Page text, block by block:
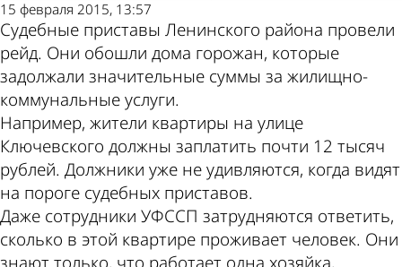
15 февраля 2015, 13:57
Судебные приставы Ленинского района провели
рейд. Они обошли дома горожан, которые
задолжали значительные суммы за жилищно-
коммунальные услуги.
Например, жители квартиры на улице
Ключевского должны заплатить почти 12 тысяч
рублей. Должники уже не удивляются, когда видят
на пороге судебных приставов.
Даже сотрудники УФССП затрудняются ответить,
сколько в этой квартире проживает человек. Они
знают только, что работает одна хозяйка,